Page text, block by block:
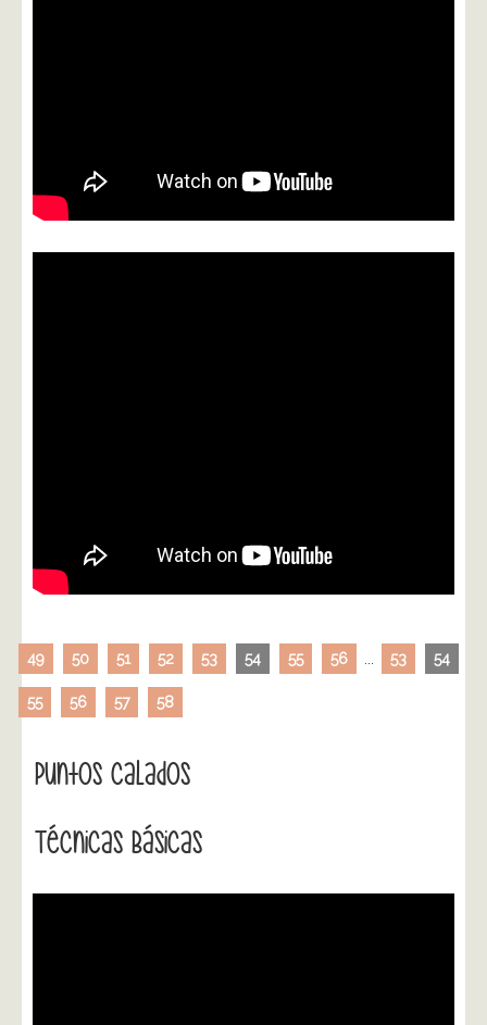
49 50 51 52 53 54 55 56 53 54
55 56 57 58
Puntos Calados
Técnicas Básicas